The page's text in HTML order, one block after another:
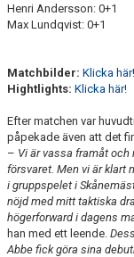
Henri Andersson: 0+1
Max Lundqvist: 0+1
Matchbilder: Klicka här!
Hightlights: Klicka här!
Efter matchen var
påpekade även att det
– Vi är vassa framåt och
försvaret. Men vi är klart
i gruppspelet i
nöjd med mitt taktiska
högerforward i dagens
han med ett leende.
Abbe fick göra sina